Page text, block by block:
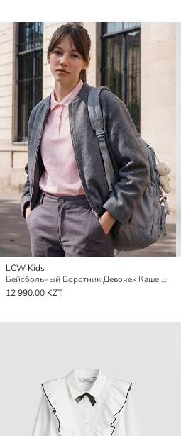
LCW Kids
Бейсбольный Воротник Девочек Каше Пиджак
12 990,00 KZT